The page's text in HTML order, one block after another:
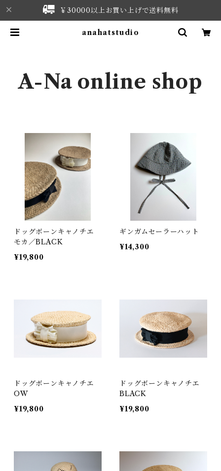
￥30000以上お買い上げで送料無料
anahatstudio
A-Na online shop
ドッグボーンキャノチエ
モカ／BLACK
¥19,800
ギンガムセーラーハット
¥14,300
ドッグボーンキャノチエ
OW
¥19,800
ドッグボーンキャノチエ
BLACK
¥19,800